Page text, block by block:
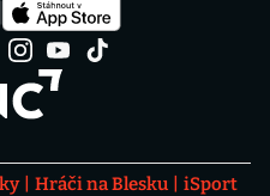
Hráči na Blesku
iSport